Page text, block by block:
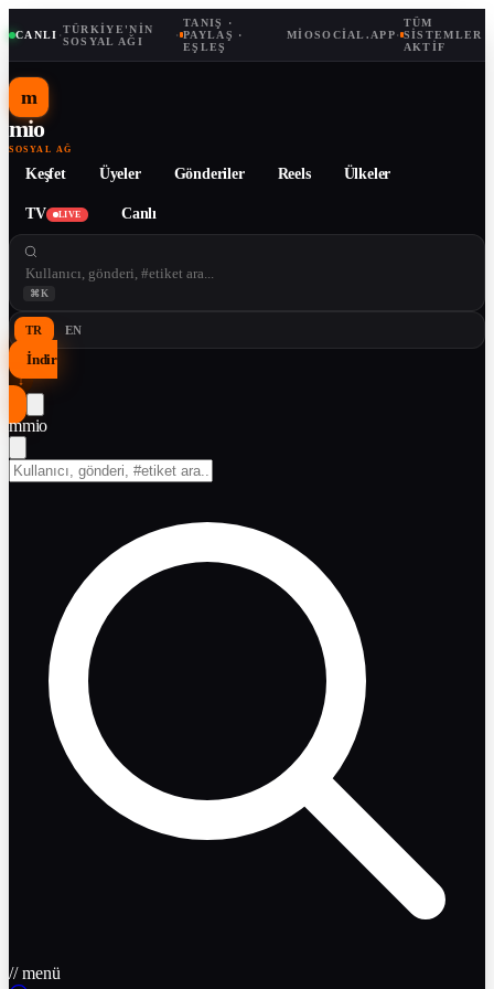
CANLI ·TÜRKIYE'NIN
SOSYAL AĞI
·
TANIŞ ·
PAYLAŞ ·
EŞLEŞ
MIOSOCIAL.APP·
TÜM
SISTEMLER
AKTIF
m
mio
SOSYAL AĞ
Keşfet Üyeler Gönderiler Reels Ülkeler
TV LIVE Canlı
⌘K
TR EN
İndir
↓
mmio
// menü